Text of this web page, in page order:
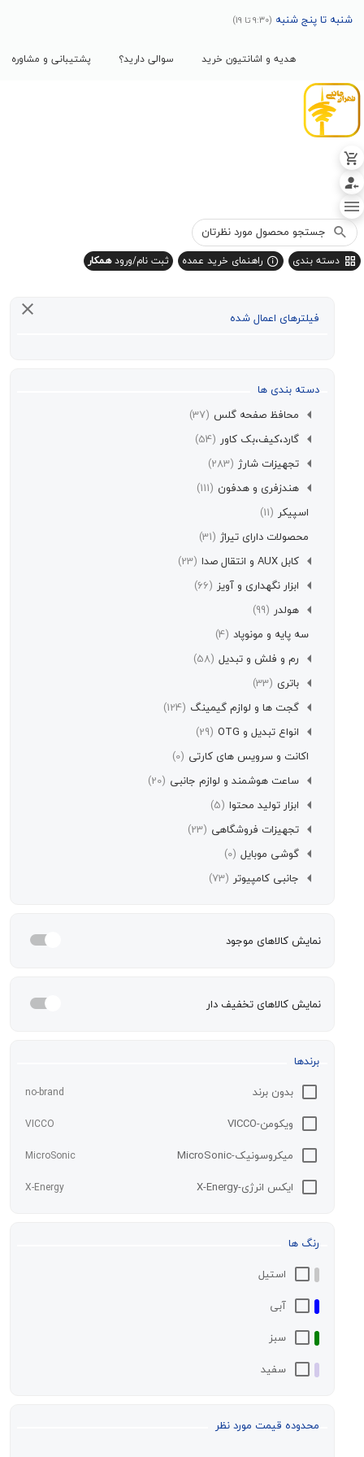
شنبه
هدیه و اشانتیون خرید سوالی دارید؟ پشتیبانی و مشاوره
راهنمای خرید عمده ثبت نام/ورودهمکار
اعمال شده
بندی ها
محافظ صفحه گلس (37)
گارد،کیف،بک کاور (54)
تجهیزات شارژ (283)
هندزفری و هدفون
محصولات دارای تیراژ (31)
(23)
ابزار نگهداری و آویز (66)
سه پایه و مونوپاد (4)
رم و فلش و تبدیل (58)
گجت ها و لوازم گیمینگ (124)
انواع تبدیل و OTG
(29)
اکانت و سرویس های کارتی (0)
ساعت هوشمند و لوازم جانبی (20)
ابزار تولید محتوا (5)
تجهیزات فروشگاهی (23)
گوشی موبایل (0)
جانبی کامپیوتر (73)
کالاهای موجود
کالاهای تخفیف دار
بدون برند
ویکومن-VICCO
میکروسونیک-MicroSonic MicroSonic
ایکس انرژی-X-Energy
استیل
آبی
سبز
سفید
رزگلد
قیمت مورد نظر